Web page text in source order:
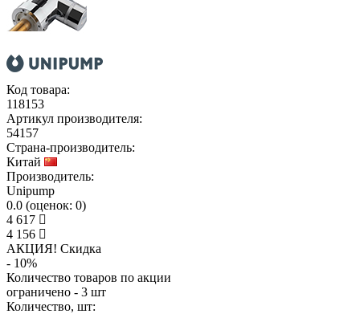
Код товара:
118153
Артикул производителя:
54157
Страна-производитель:
Китай
Производитель:
Unipump
0.0 (оценок: 0)
4 617
4 156
АКЦИЯ! Скидкa
- 10%
Количество товаров по акции
ограничено - 3 шт
Количество, шт: